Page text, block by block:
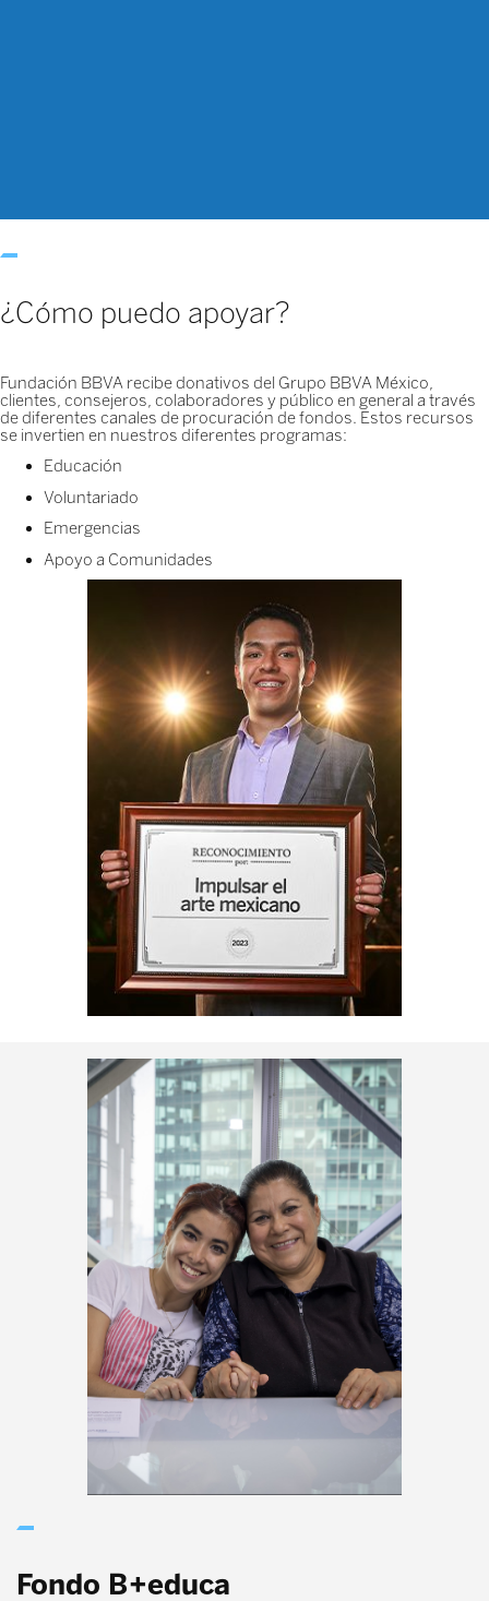
¿Cómo puedo apoyar?
Fundación BBVA recibe donativos del Grupo BBVA México,
clientes, consejeros, colaboradores y público en general a través
de diferentes canales de procuración de fondos. Estos recursos
se invertien en nuestros diferentes programas:
Educación
Voluntariado
Emergencias
Apoyo a Comunidades
Fondo B+educa